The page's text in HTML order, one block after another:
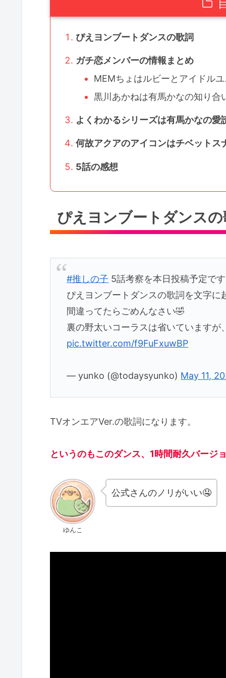
ぴえヨンブートダンスの歌詞
ガチ恋メンバーの情報まとめ
MEMちょはルビーとアイドル
黒川あかねは有馬かなの知り合
よくわかるシリーズは有馬かなの愛
何故アクアのアイコンはチベットス
5話の感想
ぴえヨンブートダンス
#推しの子 5話考察を本日投稿予定で
ぴえヨンブートダンスの歌詞を文字に
間違ってたらごめんなさい🤣
裏の野太いコーラスは省いています
pic.twitter.com/f9FuFxuwBP
— yunko (@todaysyunko) May 11,
TVオンエアVer.の歌詞になります。
というのもこのダンス、1時間耐久バージ
ゆんこ
公式さんのノリがいい🤤